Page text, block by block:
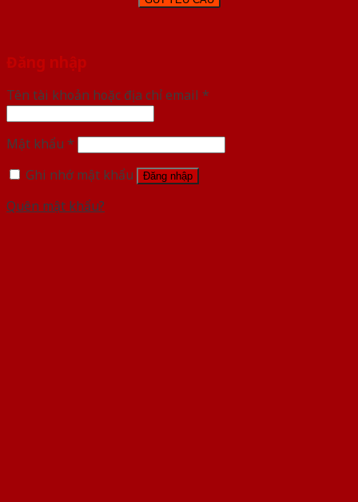
Đăng nhập
Tên tài khoản hoặc địa chỉ email *
Mật khẩu *
Ghi nhớ mật khẩu
Đăng nhập
Quên mật khẩu?